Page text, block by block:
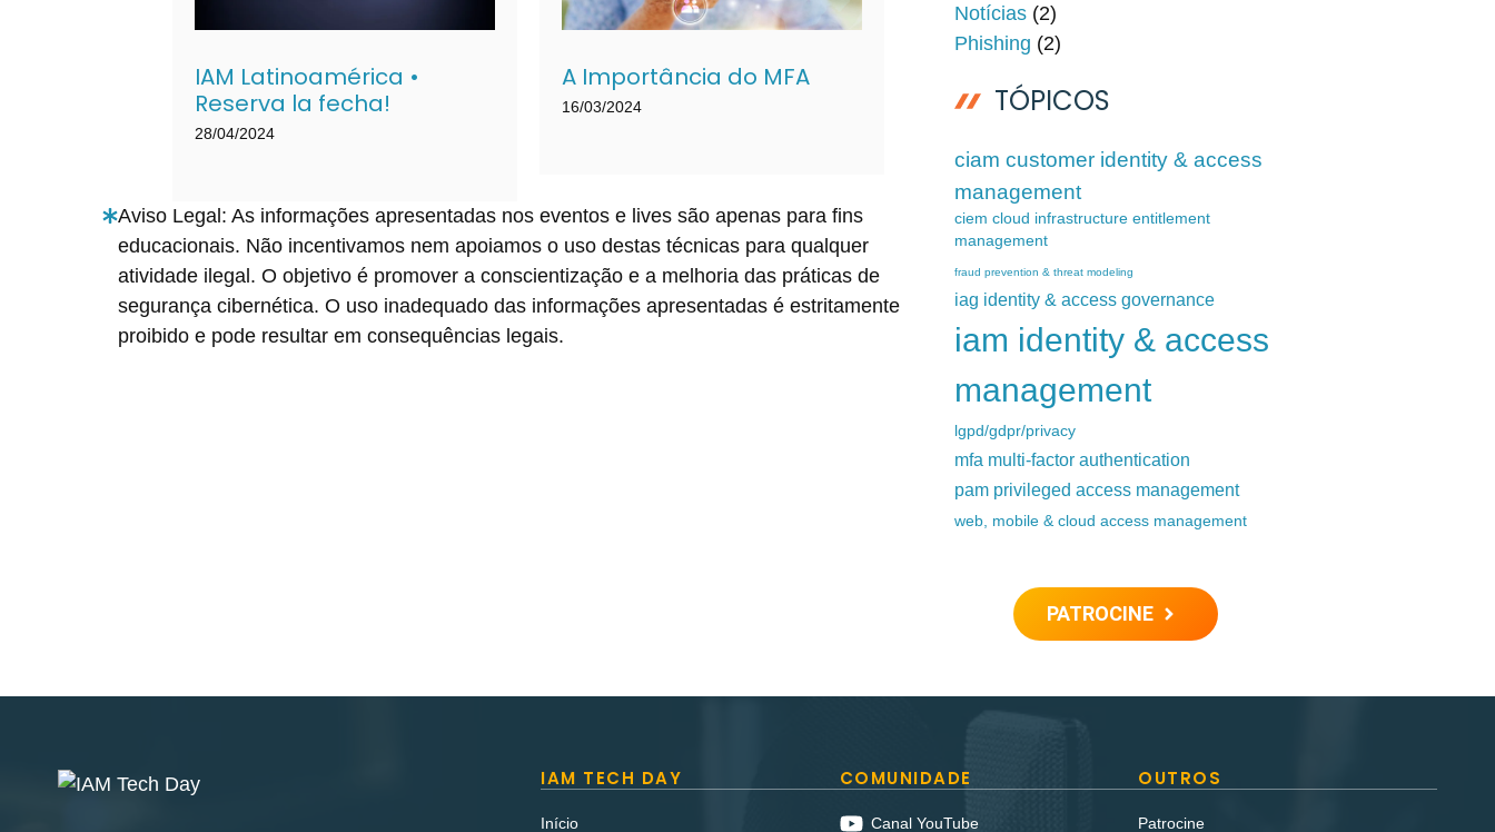
IAM Latinoamérica •
Reserva la fecha!
28/04/2024
A Importância do MFA
16/03/2024
Aviso Legal: As informações apresentadas nos eventos e lives são apenas para fins
educacionais. Não incentivamos nem apoiamos o uso destas técnicas para qualquer
atividade ilegal. O objetivo é promover a conscientização e a melhoria das práticas de
segurança cibernética. O uso inadequado das informações apresentadas é estritamente
proibido e pode resultar em consequências legais.
Notícias(2)
Phishing (2)
TÓPICOS
ciam customer identity & access
management
ciem cloud infrastructure entitlement
management
fraud prevention & threat modeling
iag identity & access governance
iam identity & access
management
lgpd/gdpr/privacy
mfa multi-factor authentication
pam privileged access management
web, mobile & cloud access management
PATROCINE
IAM TECH DAY
Início
COMUNIDADE
Canal YouTube
OUTROS
Patrocine